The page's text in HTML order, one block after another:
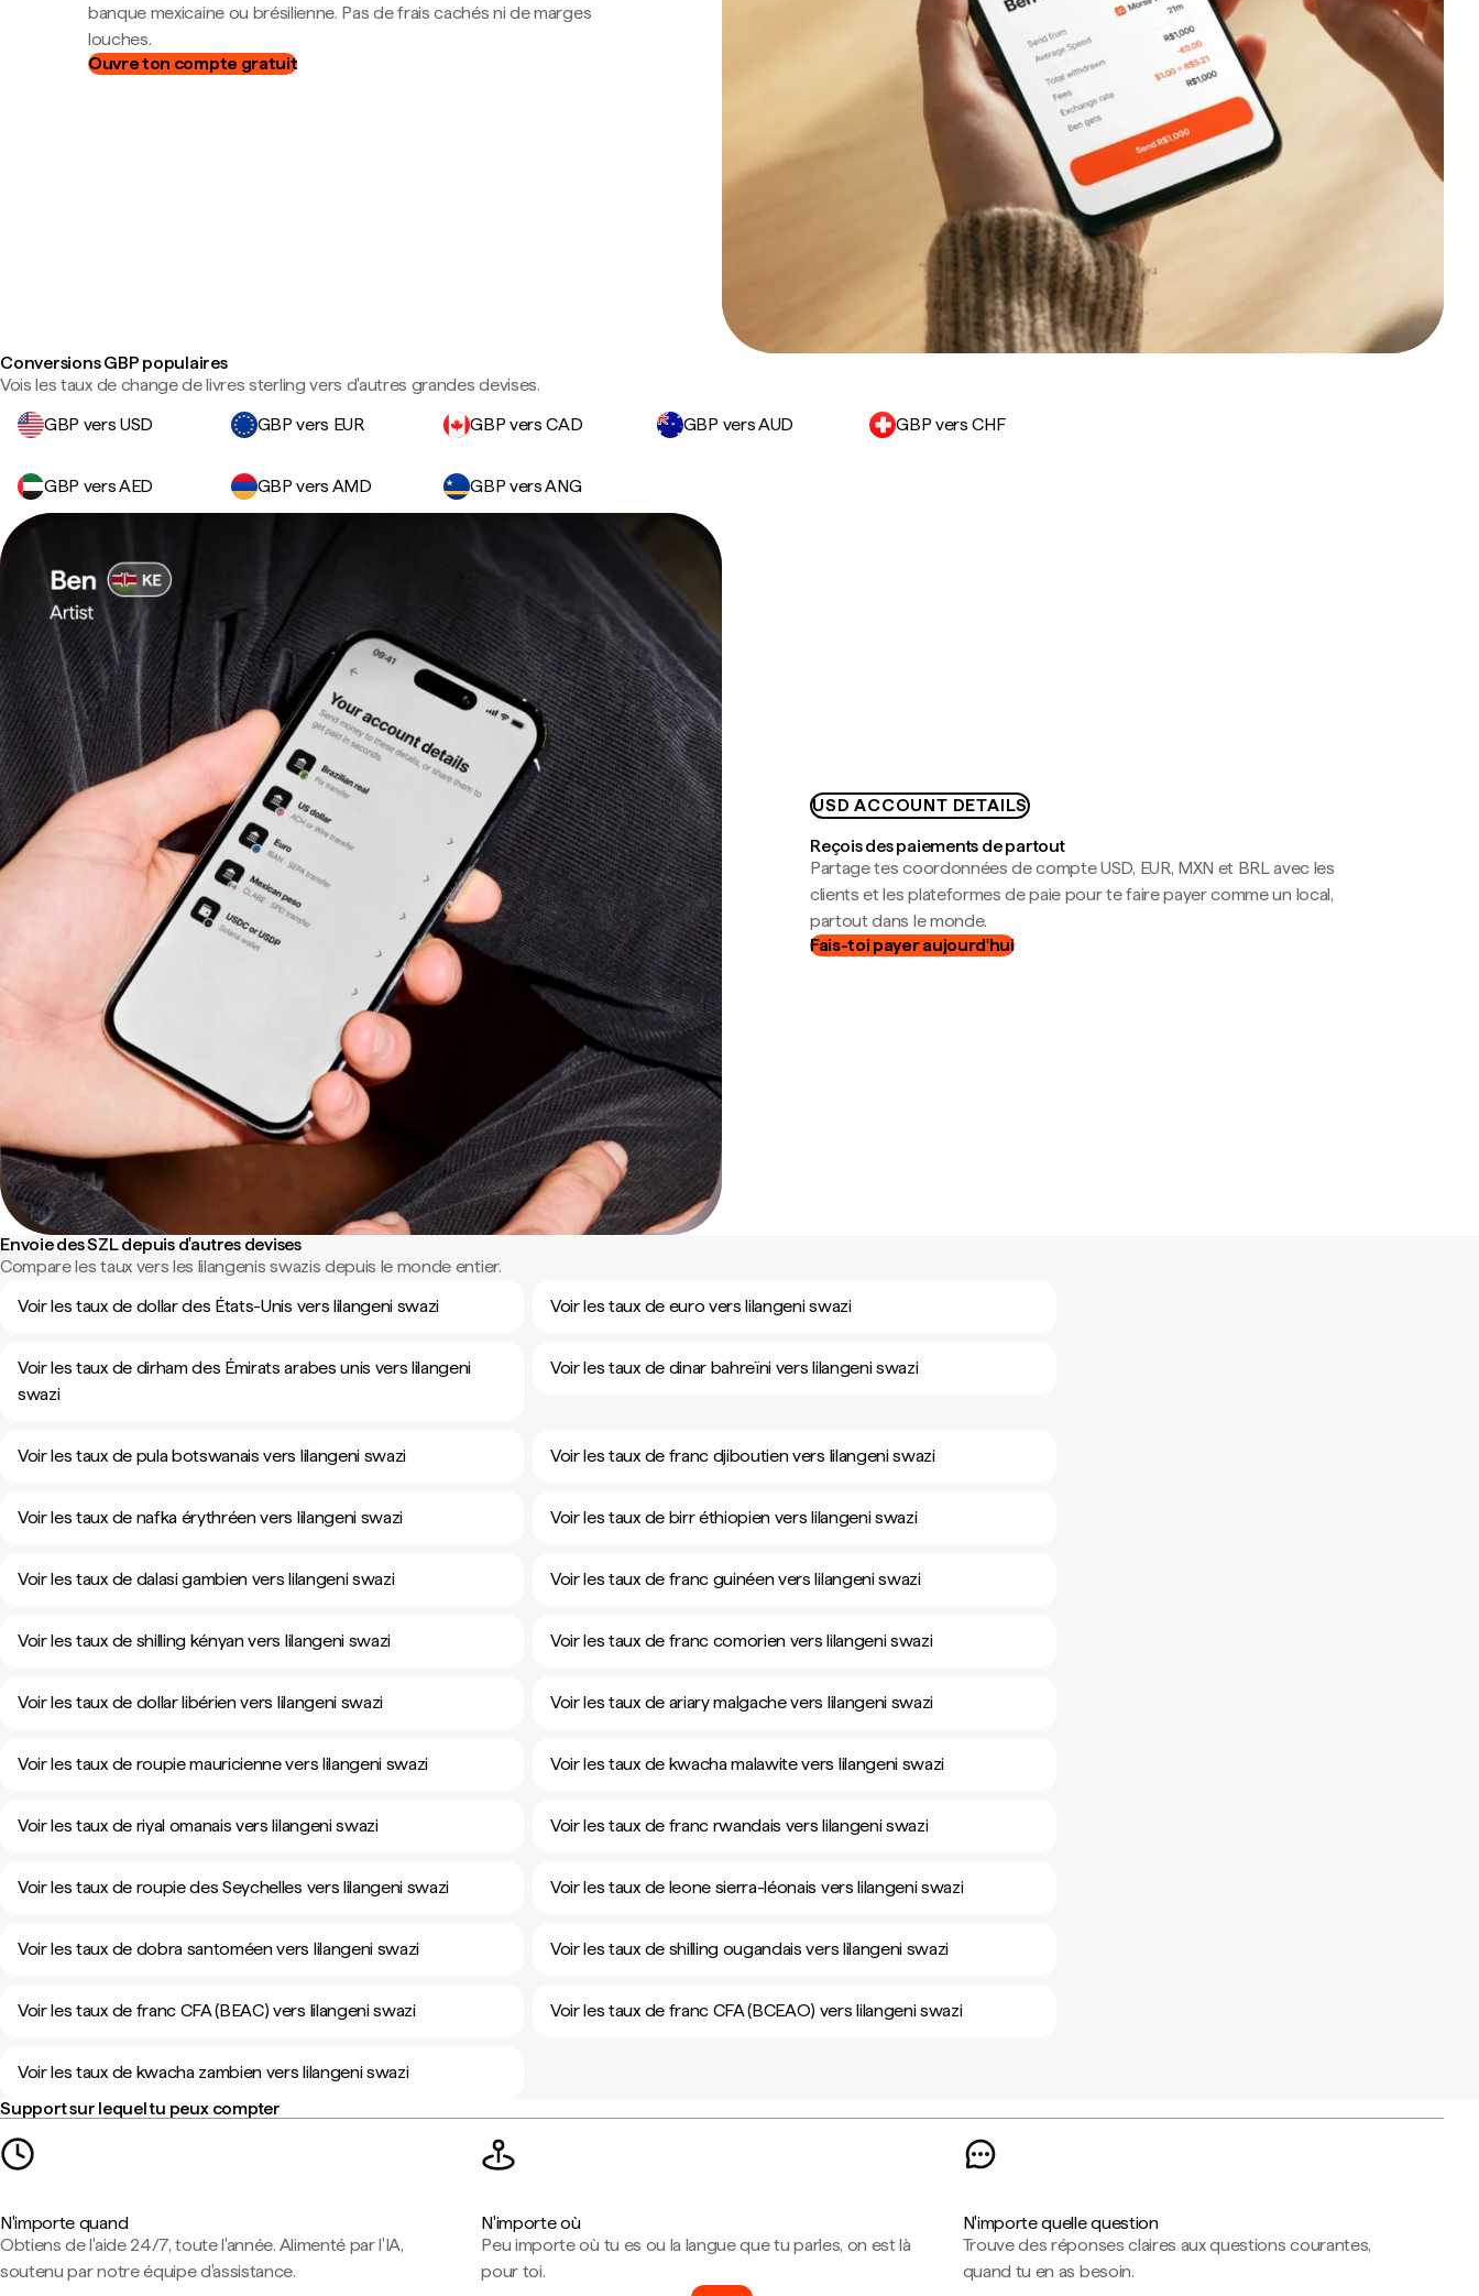
banque mexicaine ou brésilienne. Pas de frais cachés ni de marges
louches.
Ouvre ton compte gratuit
Conversions GBP populaires
Vois les taux de change de livres sterling vers d'autres grandes devises.
GBP vers USD
GBP vers EUR GBP vers CAD GBP vers AUD GBP vers CHF
GBP vers AED GBP vers AMD GBP vers ANG
USD ACCOUNT DETAILS
Reçois des paiements de partout
Partage tes coordonnées de compte USD, EUR, MXN et BRL avec les
clients et les plateformes de paie pour te faire payer comme un local,
partout dans le monde.
Fais-toi payer aujourd'hui
Envoie des SZL depuis d'autres devises
Compare les taux vers les lilangenis swazis depuis le monde entier.
Voir les taux de dollar des États-Unis vers lilangeni swazi
Voir les taux de euro vers lilangeni swazi
Voir les taux de dirham des Émirats arabes unis vers lilangeni
swazi
Voir les taux de dinar bahreïni vers lilangeni swazi
Voir les taux de pula botswanais vers lilangeni swazi Voir les taux de franc djiboutien vers lilangeni swazi
Voir les taux de nafka érythréen vers lilangeni swazi Voir les taux de birr éthiopien vers lilangeni swazi
Voir les taux de dalasi gambien vers lilangeni swazi Voir les taux de franc guinéen vers lilangeni swazi
Voir les taux de shilling kényan vers lilangeni swazi Voir les taux de franc comorien vers lilangeni swazi
Voir les taux de dollar libérien vers lilangeni swazi Voir les taux de ariary malgache vers lilangeni swazi
Voir les taux de roupie mauricienne vers lilangeni swazi Voir les taux de kwacha malawite vers lilangeni swazi
Voir les taux de riyal omanais vers lilangeni swazi Voir les taux de franc rwandais vers lilangeni swazi
Voir les taux de roupie des Seychelles vers lilangeni swazi Voir les taux de leone sierra-léonais vers lilangeni swazi
Voir les taux de dobra santoméen vers lilangeni swazi Voir les taux de shilling ougandais vers lilangeni swazi
Voir les taux de franc CFA (BEAC) vers lilangeni swazi Voir les taux de franc CFA (BCEAO) vers lilangeni swazi
Voir les taux de kwacha zambien vers lilangeni swazi
Support sur lequel tu peux compter
N'importe quand
Obtiens de l'aide 24/7, toute l'année. Alimenté par l'IA,
soutenu par notre équipe d'assistance.
N'importe où
Peu importe où tu es ou la langue que tu parles, on est là
pour toi.
N'importe quelle question
Trouve des réponses claires aux questions courantes,
quand tu en as besoin.